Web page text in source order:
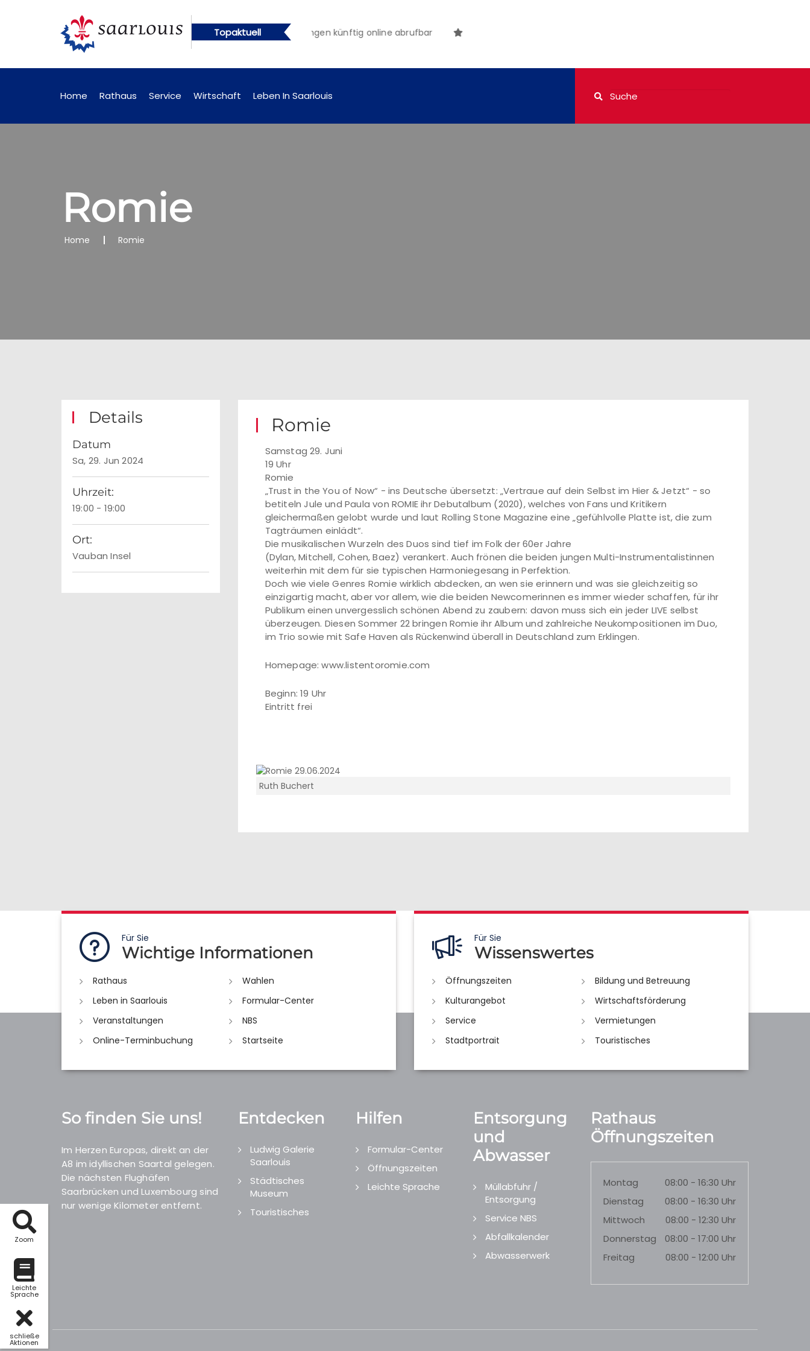
Zoom
Leichte
Sprache
schließe
Aktionen
Topaktuell
künftig online abrufbar Öffentliche Bekanntmachungen künftig online abrufbar
Home Rathaus Service Wirtschaft Leben In Saarlouis
Romie
Home Romie
Details
Datum
Sa, 29. Jun 2024
Uhrzeit:
19:00 - 19:00
Ort:
Vauban Insel
Romie
Samstag 29. Juni
19 Uhr
Romie
„Trust in the You of Now“ - ins Deutsche übersetzt: „Vertraue auf dein Selbst im Hier & Jetzt“ - so
betiteln Jule und Paula von ROMIE ihr Debutalbum (2020), welches von Fans und Kritikern
gleichermaßen gelobt wurde und laut Rolling Stone Magazine eine „gefühlvolle Platte ist, die zum
Tagträumen einlädt“.
Die musikalischen Wurzeln des Duos sind tief im Folk der 60er Jahre
(Dylan, Mitchell, Cohen, Baez) verankert. Auch frönen die beiden jungen Multi-Instrumentalistinnen
weiterhin mit dem für sie typischen Harmoniegesang in Perfektion.
Doch wie viele Genres Romie wirklich abdecken, an wen sie erinnern und was sie gleichzeitig so
einzigartig macht, aber vor allem, wie die beiden Newcomerinnen es immer wieder schaffen, für ihr
Publikum einen unvergesslich schönen Abend zu zaubern: davon muss sich ein jeder LIVE selbst
überzeugen. Diesen Sommer 22 bringen Romie ihr Album und zahlreiche Neukompositionen im Duo,
im Trio sowie mit Safe Haven als Rückenwind überall in Deutschland zum Erklingen.
Homepage: www.listentoromie.com
Beginn: 19 Uhr
Eintritt frei
Ruth Buchert
Für Sie
Wichtige Informationen
Rathaus
Wahlen
Leben in Saarlouis
Formular-Center
Veranstaltungen
NBS
Online-Terminbuchung
Startseite
Für Sie
Wissenswertes
Öffnungszeiten
Bildung und Betreuung
Kulturangebot
Wirtschaftsförderung
Service
Vermietungen
Stadtportrait
Touristisches
So finden Sie uns!
Im Herzen Europas, direkt an der
A8 im idyllischen Saartal gelegen.
Die nächsten Flughäfen
Saarbrücken und Luxembourg sind
nur wenige Kilometer entfernt.
Entdecken
Ludwig Galerie
Saarlouis
Städtisches
Museum
Touristisches
Hilfen
Formular-Center
Öffnungszeiten
Leichte Sprache
Entsorgung
und
Abwasser
Müllabfuhr /
Entsorgung
Service NBS
Abfallkalender
Abwasserwerk
Rathaus
Öffnungszeiten
Montag
08:00 - 16:30 Uhr
Dienstag
08:00 - 16:30 Uhr
Mittwoch
08:00 - 12:30 Uhr
Donnerstag
08:00 - 17:00 Uhr
Freitag
08:00 - 12:00 Uhr